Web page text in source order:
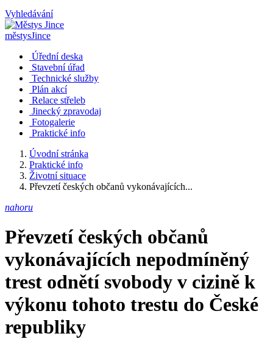
Vyhledávání
městysJince
Úřední deska
Stavební úřad
Technické služby
Plán akcí
Relace střeleb
Jinecký zpravodaj
Fotogalerie
Praktické info
Úvodní stránka
Praktické info
Životní situace
Převzetí českých občanů vykonávajících...
nahoru
Převzetí českých občanů
vykonávajících nepodmíněný
trest odnětí svobody v cizině k
výkonu tohoto trestu do České
republiky